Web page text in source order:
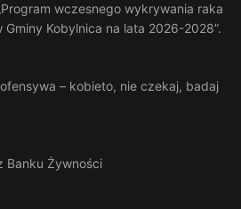
wczesnego wykrywania raka
Gminy Kobylnica na lata 2026-2028”.
– kobieto, nie czekaj, badaj
Banku Żywności